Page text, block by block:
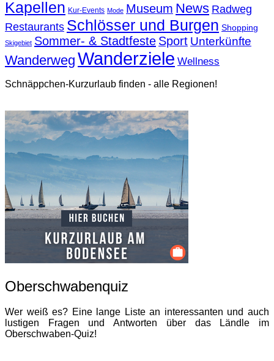
Kapellen Kur-Events Mode Museum News Radweg
Restaurants Schlösser und Burgen Shopping
Skigebiet Sommer- & Stadtfeste Sport Unterkünfte
Wanderweg Wanderziele Wellness
Schnäppchen-Kurzurlaub finden - alle Regionen!
Oberschwabenquiz
Wer weiß es? Eine lange Liste an interessanten und auch
lustigen Fragen und Antworten über das Ländle im
Oberschwaben-Quiz!